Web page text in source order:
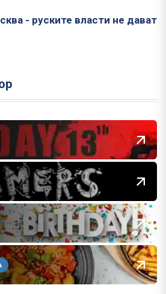
- руските власти не дават